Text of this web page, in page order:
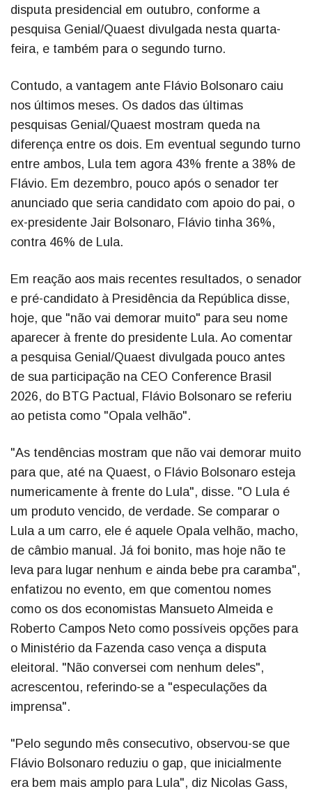
disputa presidencial em outubro, conforme a
pesquisa Genial/Quaest divulgada nesta quarta-
feira, e também para o segundo turno.
Contudo, a vantagem ante Flávio Bolsonaro caiu
nos últimos meses. Os dados das últimas
pesquisas Genial/Quaest mostram queda na
diferença entre os dois. Em eventual segundo turno
entre ambos, Lula tem agora 43% frente a 38% de
Flávio. Em dezembro, pouco após o senador ter
anunciado que seria candidato com apoio do pai, o
ex-presidente Jair Bolsonaro, Flávio tinha 36%,
contra 46% de Lula.
Em reação aos mais recentes resultados, o senador
e pré-candidato à Presidência da República disse,
hoje, que "não vai demorar muito" para seu nome
aparecer à frente do presidente Lula. Ao comentar
a pesquisa Genial/Quaest divulgada pouco antes
de sua participação na CEO Conference Brasil
2026, do BTG Pactual, Flávio Bolsonaro se referiu
ao petista como "Opala velhão".
"As tendências mostram que não vai demorar muito
para que, até na Quaest, o Flávio Bolsonaro esteja
numericamente à frente do Lula", disse. "O Lula é
um produto vencido, de verdade. Se comparar o
Lula a um carro, ele é aquele Opala velhão, macho,
de câmbio manual. Já foi bonito, mas hoje não te
leva para lugar nenhum e ainda bebe pra caramba",
enfatizou no evento, em que comentou nomes
como os dos economistas Mansueto Almeida e
Roberto Campos Neto como possíveis opções para
o Ministério da Fazenda caso vença a disputa
eleitoral. "Não conversei com nenhum deles",
acrescentou, referindo-se a "especulações da
imprensa".
"Pelo segundo mês consecutivo, observou-se que
Flávio Bolsonaro reduziu o gap, que inicialmente
era bem mais amplo para Lula", diz Nicolas Gass,